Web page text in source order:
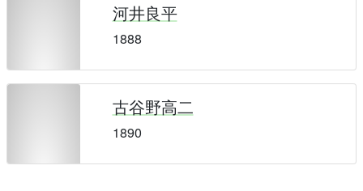
河井良平
1888
古谷野高二
1890